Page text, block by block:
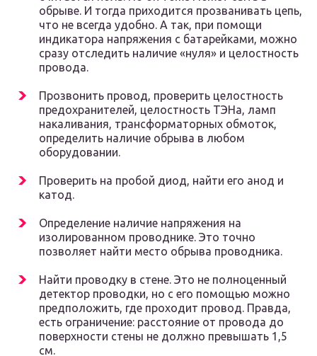
обрыве. И тогда приходится прозванивать цепь,
что не всегда удобно. А так, при помощи
индикатора напряжения с батарейками, можно
сразу отследить наличие «нуля» и целостность
провода.
Прозвонить провод, проверить целостность
предохранителей, целостность ТЭНа, ламп
накаливания, трансформаторных обмоток,
определить наличие обрыва в любом
оборудовании.
Проверить на пробой диод, найти его анод и
катод.
Определение наличие напряжения на
изолированном проводнике. Это точно
позволяет найти место обрыва проводника.
Найти проводку в стене. Это не полноценный
детектор проводки, но с его помощью можно
предположить, где проходит провод. Правда,
есть ограничение: расстояние от провода до
поверхности стены не должно превышать 1,5
см.